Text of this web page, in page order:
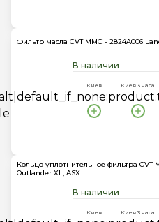
Фильтр масла CVT MMC - 2824A006
В наличии
Киев Киев 3 часа
Кольцо уплотнительное фильтра CVT
Outlander XL, ASX
В наличии
Киев Киев 3 часа